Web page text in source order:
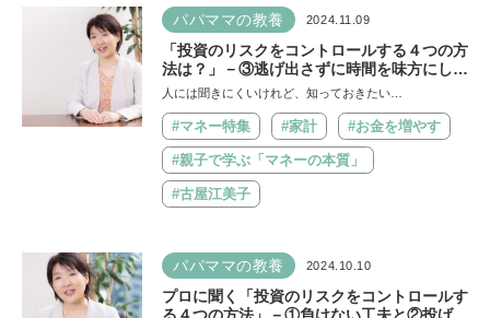
パパママの教養 2024.11.09
「投資のリスクをコントロールする４つの方
法は？」－③逃げ出さずに時間を味方にし
て、④先の成長を信じぬく！【連載第5回】
人には聞きにくいけれど、知っておきたい…
#マネー特集 #家計 #お金を増やす
#親子で学ぶ「マネーの本質」
#古屋江美子
パパママの教養 2024.10.10
プロに聞く「投資のリスクをコントロールす
る４つの方法」－①負けない工夫と②投げ出